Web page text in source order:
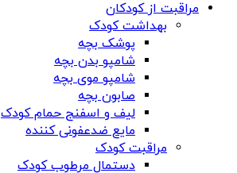
مراقبت از کودکان
بهداشت کودک
پوشک بچه
شامپو بدن بچه
شامپو موی بچه
صابون بچه
لیف و اسفنج حمام کودک
مایع ضدعفونی کننده
مراقبت کودک
دستمال مرطوب کودک